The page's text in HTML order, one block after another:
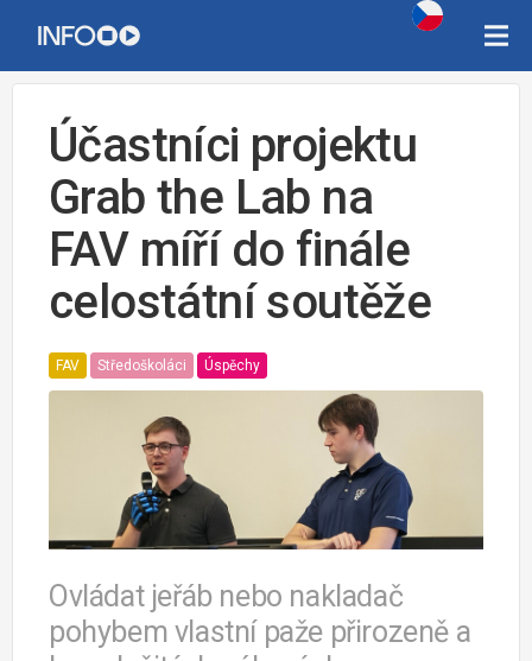
Účastníci projektu
Grab the Lab na
FAV míří do finále
celostátní soutěže
FAV Středoškoláci Úspěchy
Ovládat jeřáb nebo nakladač
pohybem vlastní paže přirozeně a